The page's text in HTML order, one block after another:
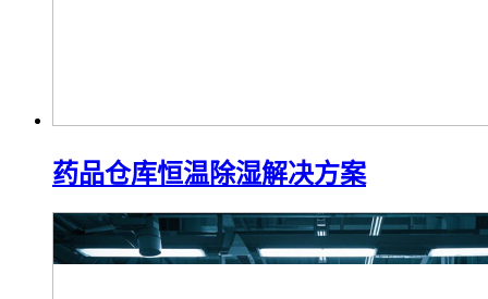
药品仓库恒温除湿解决方案